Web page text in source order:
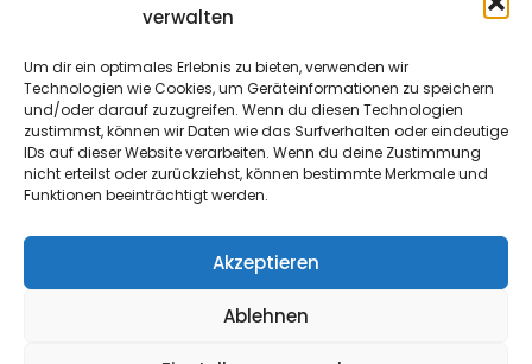
verwalten
Um dir ein optimales Erlebnis zu bieten, verwenden wir
Technologien wie Cookies, um Geräteinformationen zu speichern
und/oder darauf zuzugreifen. Wenn du diesen Technologien
zustimmst, können wir Daten wie das Surfverhalten oder eindeutige
IDs auf dieser Website verarbeiten. Wenn du deine Zustimmung
nicht erteilst oder zurückziehst, können bestimmte Merkmale und
Funktionen beeinträchtigt werden.
Akzeptieren
Ablehnen
Datenschutz